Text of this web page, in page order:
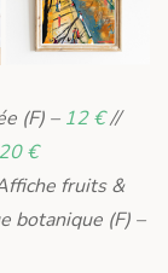
(F) – 12 €//
€
fruits &
botanique (F) –